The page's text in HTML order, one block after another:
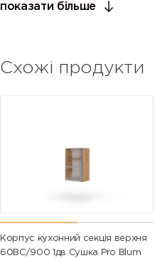
показати більше
Схожі продукти
Корпус кухонний секцiя верхня
60ВС/900 1дв Сушка Pro Blum